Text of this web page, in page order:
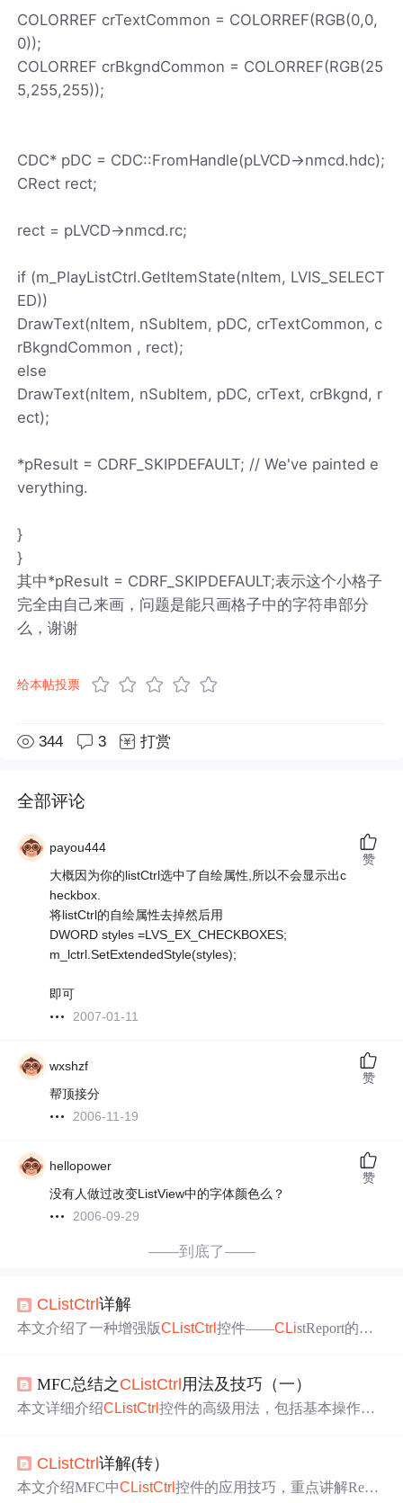
COLORREF crTextCommon = COLORREF(RGB(0,0,
0));
COLORREF crBkgndCommon = COLORREF(RGB(25
5,255,255));
CDC* pDC = CDC::FromHandle(pLVCD->nmcd.hdc);
CRect rect;
rect = pLVCD->nmcd.rc;
if (m_PlayListCtrl.GetItemState(nItem, LVIS_SELECT
ED))
DrawText(nItem, nSubItem, pDC, crTextCommon, c
rBkgndCommon , rect);
else
DrawText(nItem, nSubItem, pDC, crText, crBkgnd, r
ect);
*pResult = CDRF_SKIPDEFAULT; // We've painted e
verything.
}
}
其中*pResult = CDRF_SKIPDEFAULT;表示这个小格子
完全由自己来画，问题是能只画格子中的字符串部分
么，谢谢
给本帖投票
344 3 打赏
全部评论
payou444
大概因为你的listCtrl选中了自绘属性,所以不会显示出c
heckbox.
将listCtrl的自绘属性去掉然后用
DWORD styles =LVS_EX_CHECKBOXES;
m_lctrl.SetExtendedStyle(styles);
即可
2007-01-11
赞
wxshzf
帮顶接分
2006-11-19
赞
hellopower
没有人做过改变ListView中的字体颜色么？
2006-09-29
赞
——到底了——
CListCtrl详解
本文介绍了一种增强版CListCtrl控件——CListReport的实
如何在MFC应用程序中添加、定制列以及项。
MFC总结之 CListCtrl用法及技巧（一）
本文详细介绍CListCtrl控件的高级用法，包括基本操作、
法。CListCtrl详解(转）
本文介绍MFC中CListCtrl控件的应用技巧，重点讲解Repor